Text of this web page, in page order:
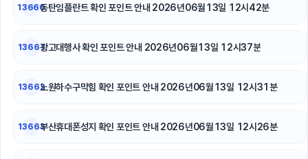
상간소송
13660동탄임플란트 확인 포인트 안내 2026년06월13일 12시42분
13661광고대행사 확인 포인트 안내 2026년06월13일 12시37분
13662노원하수구막힘 확인 포인트 안내 2026년06월13일 12시31분
13663부산휴대폰성지 확인 포인트 안내 2026년06월13일 12시26분